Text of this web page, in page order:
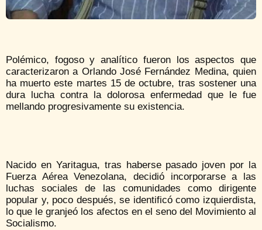
Polémico, fogoso y analítico fueron los aspectos que
caracterizaron a Orlando José Fernández Medina, quien
ha muerto este martes 15 de octubre, tras sostener una
dura lucha contra la dolorosa enfermedad que le fue
mellando progresivamente su existencia.
Nacido en Yaritagua, tras haberse pasado joven por la
Fuerza Aérea Venezolana, decidió incorporarse a las
luchas sociales de las comunidades como dirigente
popular y, poco después, se identificó como izquierdista,
lo que le granjeó los afectos en el seno del Movimiento al
Socialismo.